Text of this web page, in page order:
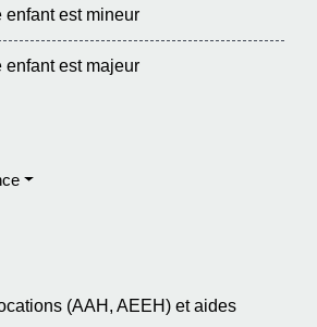
enfant est mineur
enfant est majeur
(AAH, AEEH) et aides